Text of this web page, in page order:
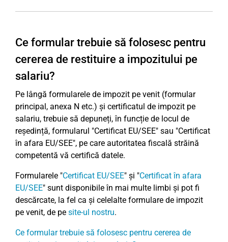
Ce formular trebuie să folosesc pentru
cererea de restituire a impozitului pe
salariu?
Pe lângă formularele de impozit pe venit (formular
principal, anexa N etc.) și certificatul de impozit pe
salariu, trebuie să depuneți, în funcție de locul de
reședință, formularul "Certificat EU/SEE" sau "Certificat
în afara EU/SEE", pe care autoritatea fiscală străină
competentă vă certifică datele.
Formularele "Certificat EU/SEE" și "Certificat în afara
EU/SEE" sunt disponibile în mai multe limbi și pot fi
descărcate, la fel ca și celelalte formulare de impozit
pe venit, de pe site-ul nostru.
Ce formular trebuie să folosesc pentru cererea de